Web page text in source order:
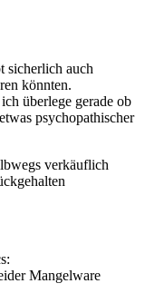
auch
könnten.
überlege gerade ob
psychopathischer
verkäuflich
Mangelware